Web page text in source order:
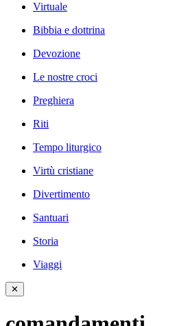
Virtuale
Bibbia e dottrina
Devozione
Le nostre croci
Preghiera
Riti
Tempo liturgico
Virtù cristiane
Divertimento
Santuari
Storia
Viaggi
✕